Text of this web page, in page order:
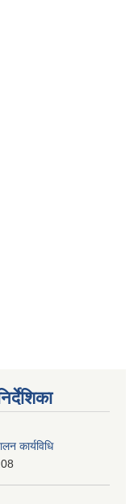
कार्यविधि